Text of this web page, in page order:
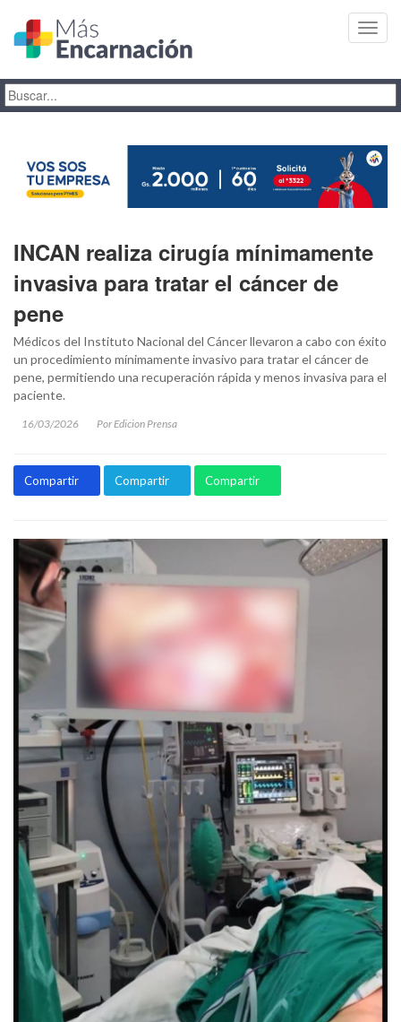
INCAN realiza cirugía mínimamente
invasiva para tratar el cáncer de
pene
Médicos del Instituto Nacional del Cáncer llevaron a cabo con éxito
un procedimiento mínimamente invasivo para tratar el cáncer de
pene, permitiendo una recuperación rápida y menos invasiva para el
paciente.
16/03/2026 Por Edicion Prensa
Compartir Compartir Compartir